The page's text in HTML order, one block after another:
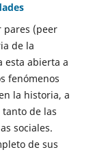
pares (peer
de la
esta abierta a
fenómenos
la historia, a
de las
sociales.
de sus